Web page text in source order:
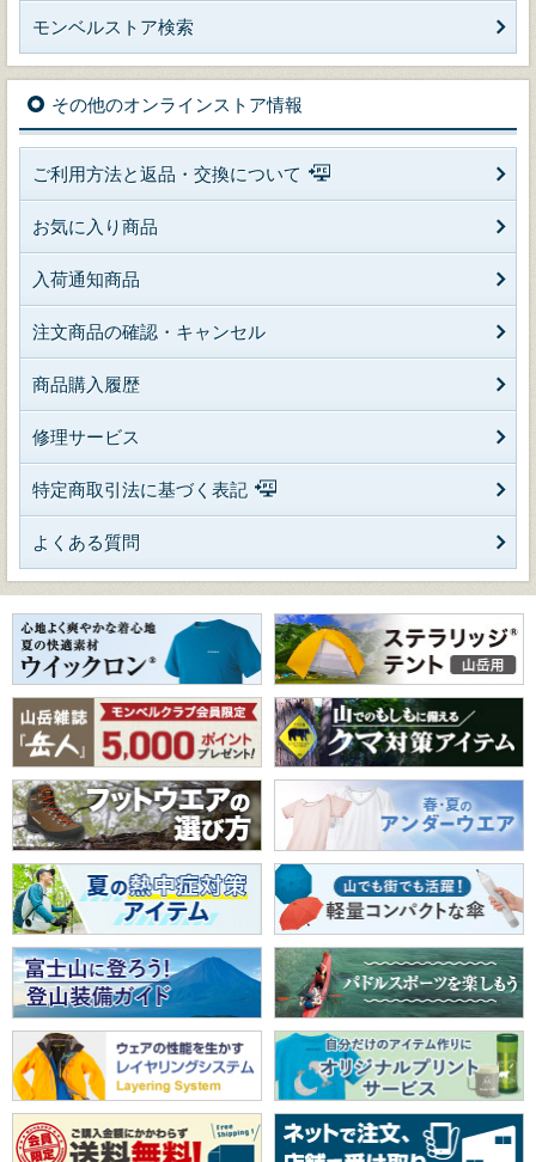
モンベルストア検索
その他のオンラインストア情報
ご利用方法と返品・交換について
お気に入り商品
入荷通知商品
注文商品の確認・キャンセル
商品購入履歴
修理サービス
特定商取引法に基づく表記
よくある質問